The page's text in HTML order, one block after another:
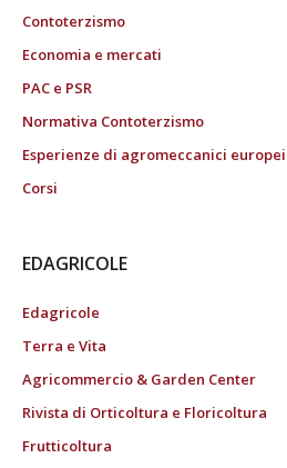
Contoterzismo
Economia e mercati
PAC e PSR
Normativa Contoterzismo
Esperienze di agromeccanici europei
Corsi
EDAGRICOLE
Edagricole
Terra e Vita
Agricommercio & Garden Center
Rivista di Orticoltura e Floricoltura
Frutticoltura